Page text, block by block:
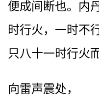
便成间断也。内
时行火，一时不
只八十一时行火
向雷声震处，